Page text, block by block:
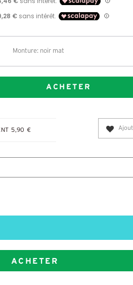
Monture: noir mat
ACHETER
5,90 €
ACHETER